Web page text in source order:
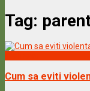
Tag:
Cum sa eviti